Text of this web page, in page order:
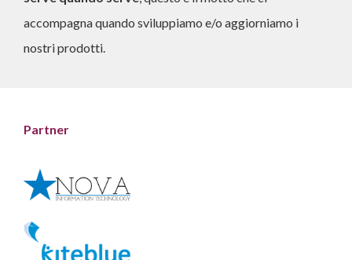
accompagna quando sviluppiamo e/o aggiorniamo i
nostri prodotti.
Partner